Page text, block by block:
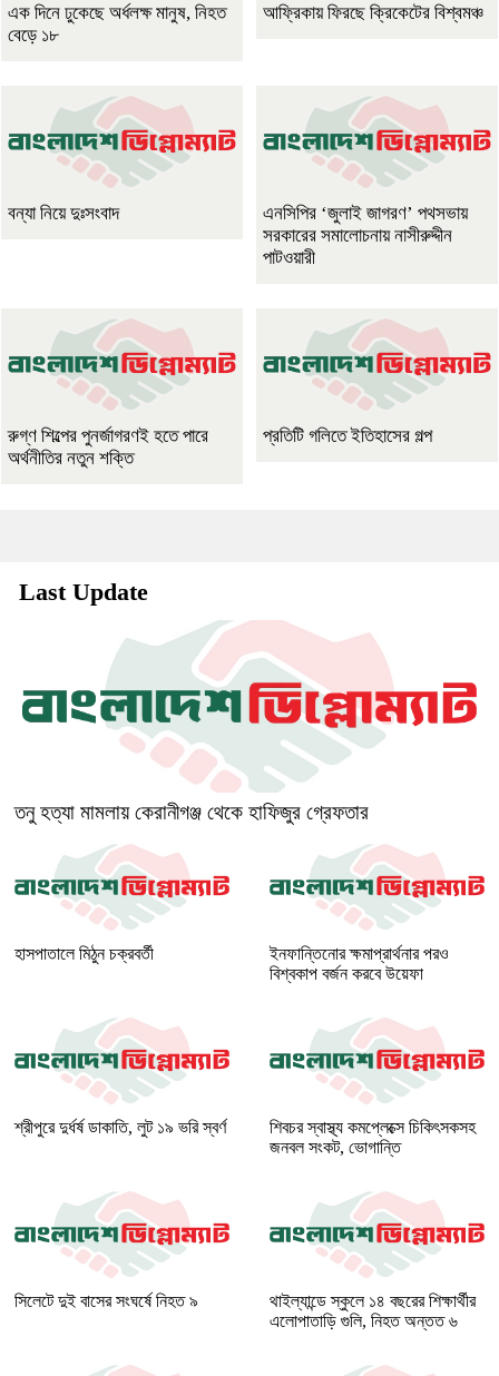
এক দিনে ঢুকেছে অর্ধলক্ষ মানুষ, নিহত
বেড়ে ১৮
আফ্রিকায় ফিরছে ক্রিকেটের বিশ্বমঞ্চ
বন্যা নিয়ে দুঃসংবাদ
এনসিপির ‘জুলাই জাগরণ’ পথসভায়
সরকারের সমালোচনায় নাসীরুদ্দীন
পাটওয়ারী
রুগ্ণ শিল্পের পুনর্জাগরণই হতে পারে
অর্থনীতির নতুন শক্তি
প্রতিটি গলিতে ইতিহাসের গল্প
Last Update
তনু হত্যা মামলায় কেরানীগঞ্জ থেকে হাফিজুর গ্রেফতার
হাসপাতালে মিঠুন চক্রবর্তী
ইনফান্তিনোর ক্ষমাপ্রার্থনার পরও
বিশ্বকাপ বর্জন করবে উয়েফা
শ্রীপুরে দুর্ধর্ষ ডাকাতি, লুট ১৯ ভরি স্বর্ণ
শিবচর স্বাস্থ্য কমপ্লেক্সে চিকিৎসকসহ
জনবল সংকট, ভোগান্তি
সিলেটে দুই বাসের সংঘর্ষে নিহত ৯
থাইল্যান্ডে স্কুলে ১৪ বছরের শিক্ষার্থীর
এলোপাতাড়ি গুলি, নিহত অন্তত ৬